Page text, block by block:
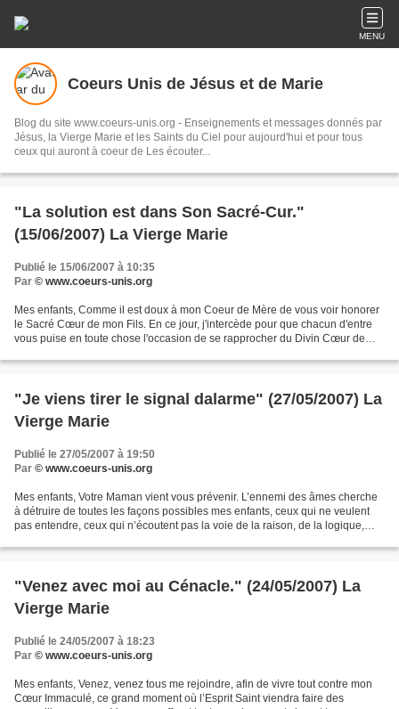
MENU
Coeurs Unis de Jésus et de Marie
Blog du site www.coeurs-unis.org - Enseignements et messages donnés par
Jésus, la Vierge Marie et les Saints du Ciel pour aujourd'hui et pour tous
ceux qui auront à coeur de Les écouter...
"La solution est dans Son Sacré-Cur."
(15/06/2007) La Vierge Marie
Publié le 15/06/2007 à 10:35
Par © www.coeurs-unis.org
Mes enfants, Comme il est doux à mon Coeur de Mère de vous voir honorer
le Sacré Cœur de mon Fils. En ce jour, j'intercède pour que chacun d'entre
vous puise en toute chose l'occasion de se rapprocher du Divin Cœur de
"Je viens tirer le signal dalarme" (27/05/2007) La
Vierge Marie
Publié le 27/05/2007 à 19:50
Par © www.coeurs-unis.org
Mes enfants, Votre Maman vient vous prévenir. L’ennemi des âmes cherche
à détruire de toutes les façons possibles mes enfants, ceux qui ne veulent
pas entendre, ceux qui n’écoutent pas la voie de la raison, de la logique,
"Venez avec moi au Cénacle." (24/05/2007) La
Vierge Marie
Publié le 24/05/2007 à 18:23
Par © www.coeurs-unis.org
Mes enfants, Venez, venez tous me rejoindre, afin de vivre tout contre mon
Cœur Immaculé, ce grand moment où l’Esprit Saint viendra faire des